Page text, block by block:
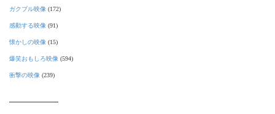
ガクブル映像 (172)
感動する映像 (91)
懐かしの映像 (15)
爆笑おもしろ映像 (594)
衝撃の映像 (239)